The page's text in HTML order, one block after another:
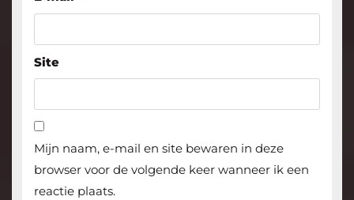
Site
Mijn naam, e-mail en site bewaren in deze
browser voor de volgende keer wanneer ik een
reactie plaats.